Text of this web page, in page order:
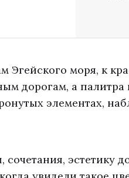
Эгейского моря, к
дорогам, а палитра
элементах,
эстетику